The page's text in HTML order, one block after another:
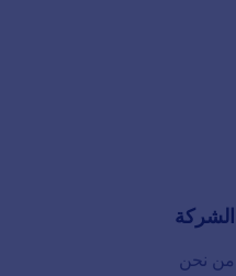
الشركة
من نحن